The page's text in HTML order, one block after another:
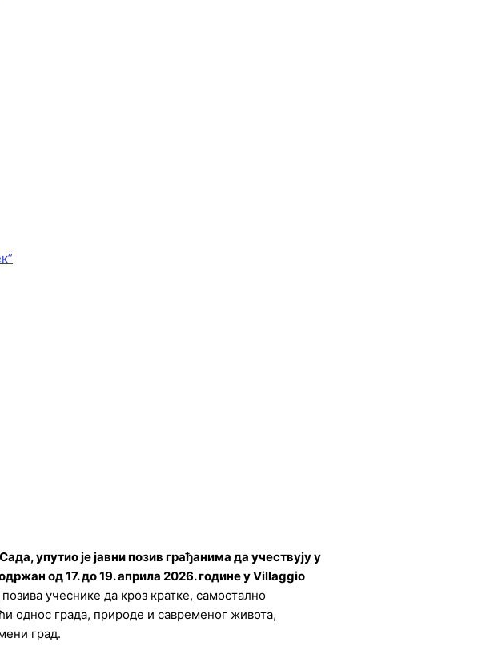
упутио је јавни позив грађанима да учествују у
одржан од 17. до 19. априла 2026. године у Villaggio
учеснике да кроз кратке, самостално
однос града, природе и савременог живота,
град.